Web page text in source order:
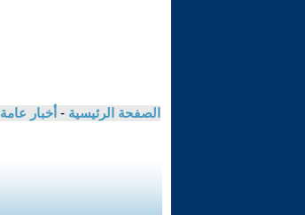
الصفحة الرئيسية - أخبار عامة